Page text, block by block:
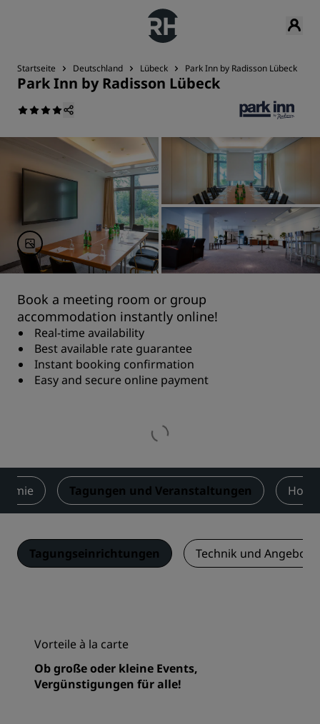
Startseite Deutschland Lübeck Park Inn by Radisson Lübeck
Park Inn by Radisson Lübeck
Book a meeting room or group
accommodation instantly online!
Real-time availability
Best available rate guarantee
Instant booking confirmation
Easy and secure online payment
Tagungen und Veranstaltungen
Tagungseinrichtungen Technik und
Vorteile à la carte
Ob große oder kleine Events,
Vergünstigungen für alle!